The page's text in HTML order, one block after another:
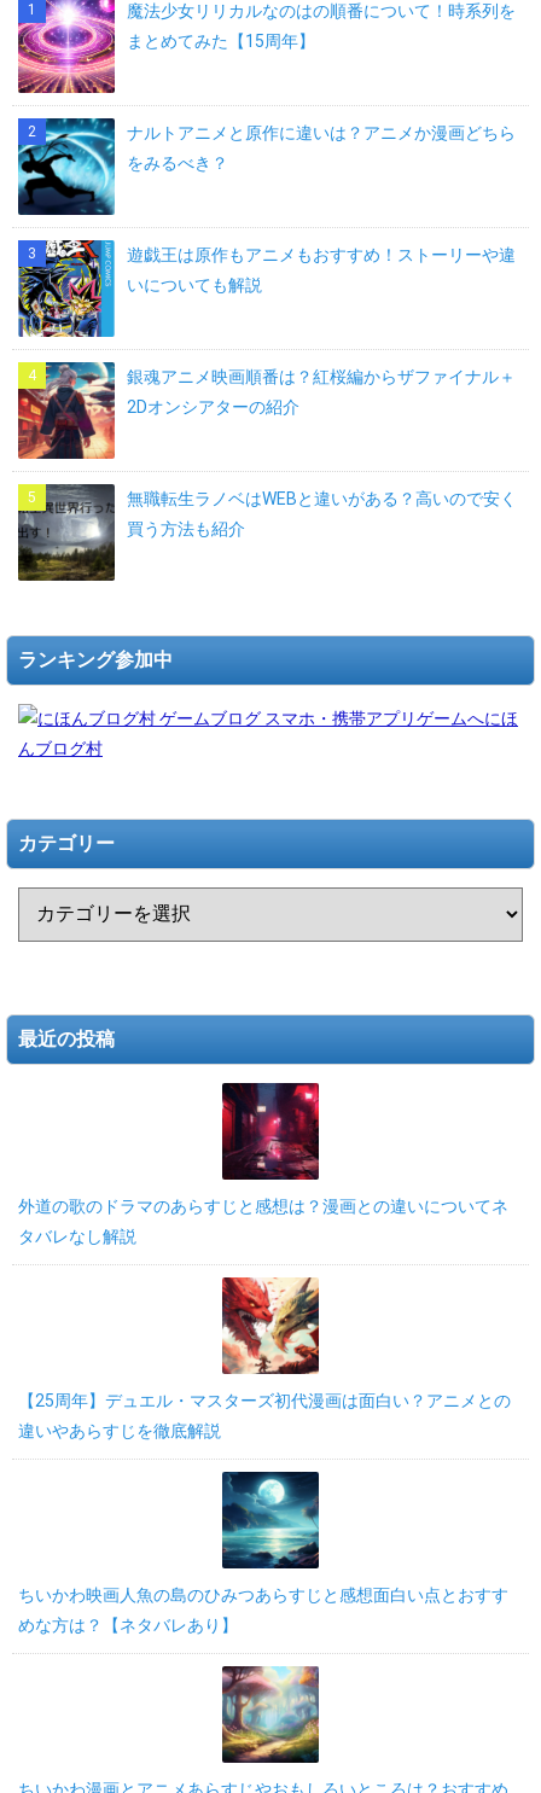
魔法少女リリカルなのはの順番について！時系列を
まとめてみた【15周年】
ナルトアニメと原作に違いは？アニメか漫画どちら
をみるべき？
遊戯王は原作もアニメもおすすめ！ストーリーや違
いについても解説
銀魂アニメ映画順番は？紅桜編からザファイナル＋
2Dオンシアターの紹介
無職転生ラノベはWEBと違いがある？高いので安く
買う方法も紹介
ランキング参加中
にほ
んブログ村
カテゴリー
最近の投稿
外道の歌のドラマのあらすじと感想は？漫画との違いについてネ
タバレなし解説
【25周年】デュエル・マスターズ初代漫画は面白い？アニメとの
違いやあらすじを徹底解説
ちいかわ映画人魚の島のひみつあらすじと感想面白い点とおすす
めな方は？【ネタバレあり】